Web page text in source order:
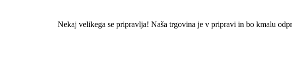
Nekaj ​​velikega se pripravlja! Naša trgovina je v pripravi in ​​bo kmalu